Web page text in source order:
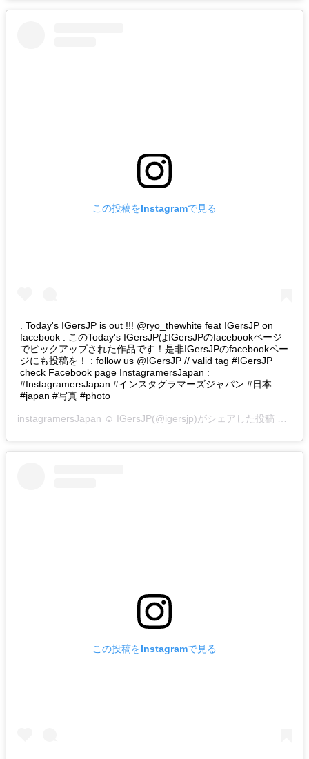
この投稿をInstagramで見る
. Today's IGersJP is out !!! @ryo_thewhite feat IGersJP on
facebook . このToday's IGersJPはIGersJPのfacebookページ
でピックアップされた作品です！是非IGersJPのfacebookペー
ジにも投稿を！ : follow us @IGersJP // valid tag #IGersJP
check Facebook page InstagramersJapan :
#InstagramersJapan #インスタグラマーズジャパン #日本
#japan #写真 #photo
instagramersJapan ☺︎ IGersJP(@igersjp)がシェアした投稿 –
この投稿をInstagramで見る